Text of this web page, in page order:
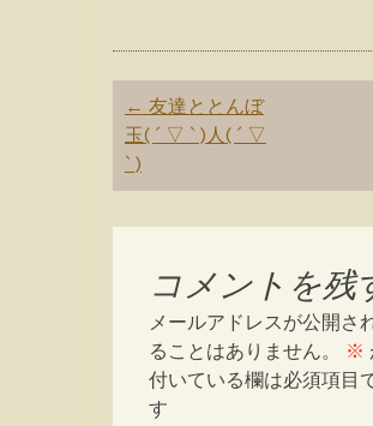
Post
navigation
← 友達ととんぼ
玉( ´ ▽ ` )人( ´ ▽
` )
コメントを残
メールアドレスが公開さ
ることはありません。
※
付いている欄は必須項目
す